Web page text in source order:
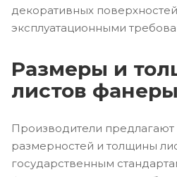
декоративных
эксплуатационными
Размеры и
листов фанеры
Производители
размерностей и толщины
государственным